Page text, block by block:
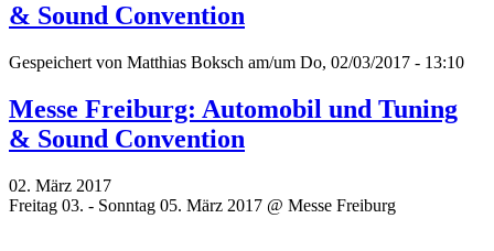
& Sound Convention
Gespeichert von Matthias Boksch am/um Do, 02/03/2017 - 13:10
Messe Freiburg: Automobil und Tuning
& Sound Convention
02. März 2017
Freitag 03. - Sonntag 05. März 2017 @ Messe Freiburg